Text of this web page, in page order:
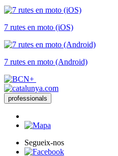
7 rutes en moto (iOS)
7 rutes en moto (Android)
professionals
Segueix-nos